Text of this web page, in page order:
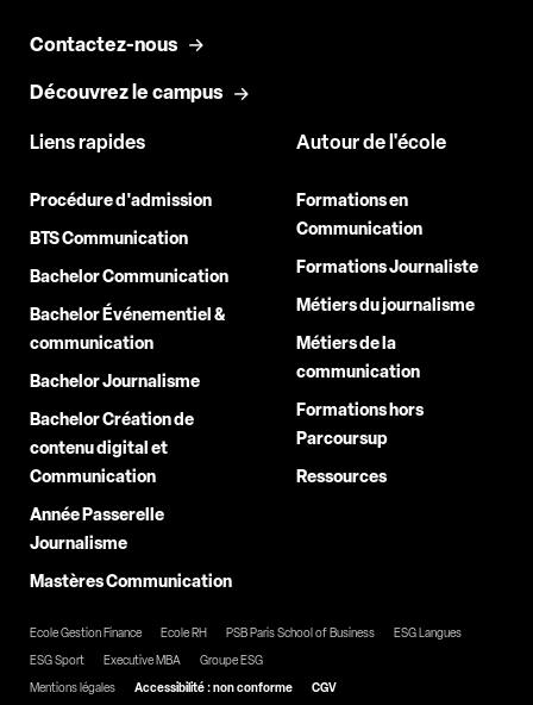
Contactez-nous
Découvrez le campus
Liens rapides
Procédure d'admission
BTS Communication
Bachelor Communication
Bachelor Événementiel &
communication
Bachelor Journalisme
Bachelor Création de
contenu digital et
Communication
Année Passerelle
Journalisme
Mastères Communication
Autour de l'école
Formations en
Communication
Formations Journaliste
Métiers du journalisme
Métiers de la
communication
Formations hors
Parcoursup
Ressources
Ecole Gestion Finance Ecole RH PSB Paris School of Business
ESG Langues
ESG Sport
Executive MBA
Groupe ESG
Mentions légales
Accessibilité : non conforme CGV